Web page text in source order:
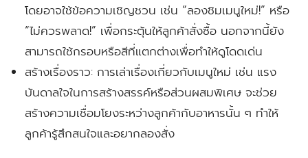
โดยอาจใช้ข้อความเชิญชวน เช่น “ลองชิมเมนูใหม่!” หรือ
“ไม่ควรพลาด!” เพื่อกระตุ้นให้ลูกค้าสั่งซื้อ นอกจากนี้ยัง
สามารถใช้กรอบหรือสีที่แตกต่างเพื่อทำให้ดูโดดเด่น
สร้างเรื่องราว: การเล่าเรื่องเกี่ยวกับเมนูใหม่ เช่น แรง
บันดาลใจในการสร้างสรรค์หรือส่วนผสมพิเศษ จะช่วย
สร้างความเชื่อมโยงระหว่างลูกค้ากับอาหารนั้น ๆ ทำให้
ลูกค้ารู้สึกสนใจและอยากลองสั่ง